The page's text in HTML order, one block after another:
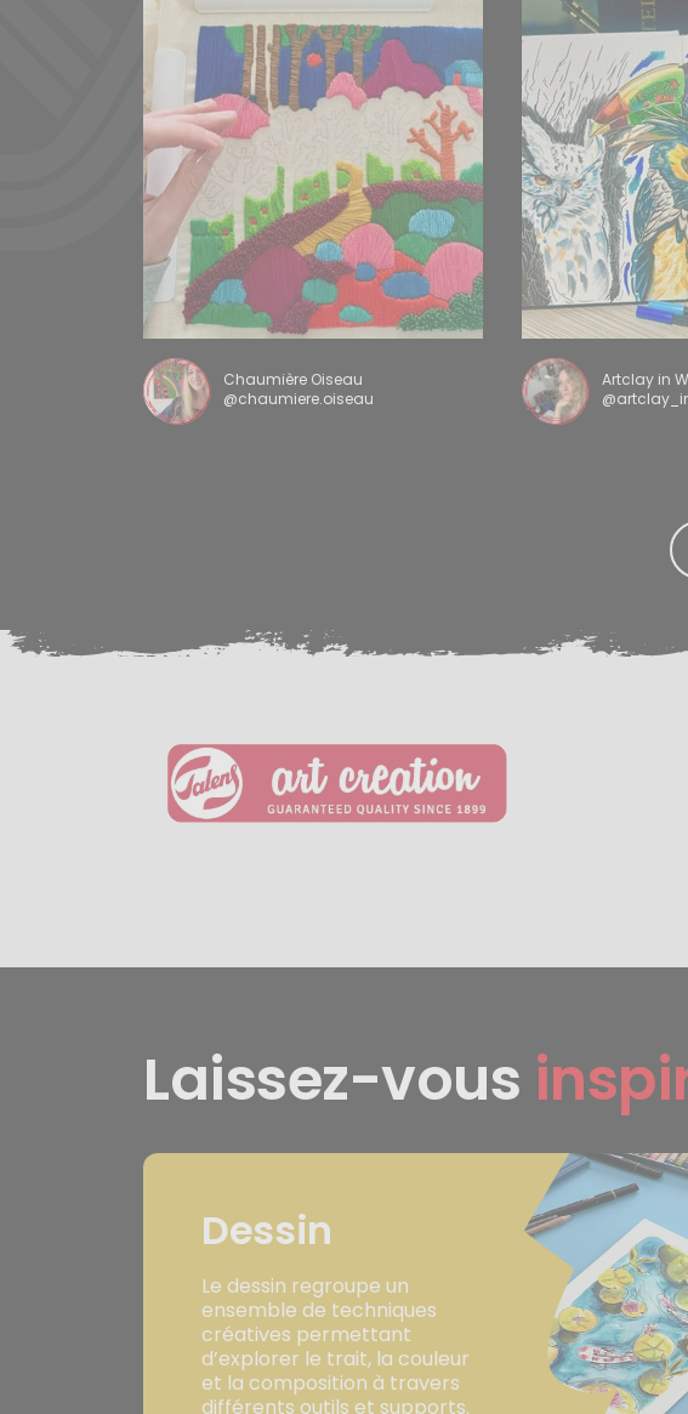
Chaumière Oiseau
@chaumiere.oiseau
Artclay in
Laissez-vous
Dessin
Le dessin regroupe un
ensemble de techniques
créatives permettant
d’explorer le trait, la couleur
et la composition à travers
différents outils et supports.